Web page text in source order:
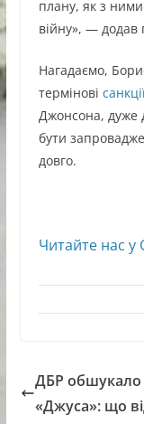
плану, як з
війну», — додав
Нагадаємо,
термінові
Джонсона, дуже
бути
довго.
Читайте нас у
ДБР обшукало
«Джуса»: що